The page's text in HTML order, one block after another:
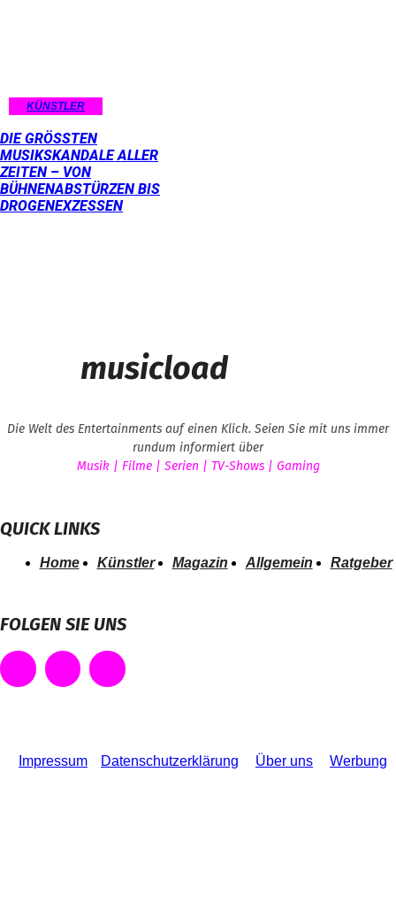
KÜNSTLER
DIE GRÖSSTEN M
USIKSKANDALE ALLER Z
EITEN – VON B
ÜHNENABSTÜRZEN BIS D
ROGENEXZESSEN
musicload
Die Welt des Entertainments auf einen Klick. Seien Sie mit uns immer
rundum informiert über
Musik | Filme | Serien | TV-Shows | Gaming
QUICK LINKS
Home Künstler Magazin Allgemein Ratgeber
FOLGEN SIE UNS
Impressum Datenschutzerklärung Über uns Werbung